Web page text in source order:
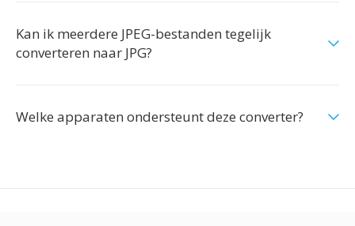
Kan ik meerdere JPEG-bestanden tegelijk
converteren naar JPG?
Welke apparaten ondersteunt deze converter?